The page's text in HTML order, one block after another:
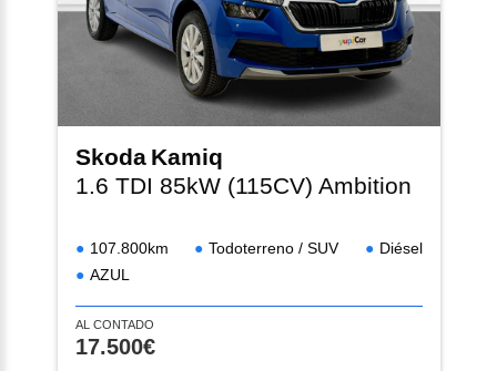
Skoda Kamiq
1.6 TDI 85kW (115CV) Ambition
107.800km Todoterreno / SUV
Diésel
AZUL
AL CONTADO
17.500€